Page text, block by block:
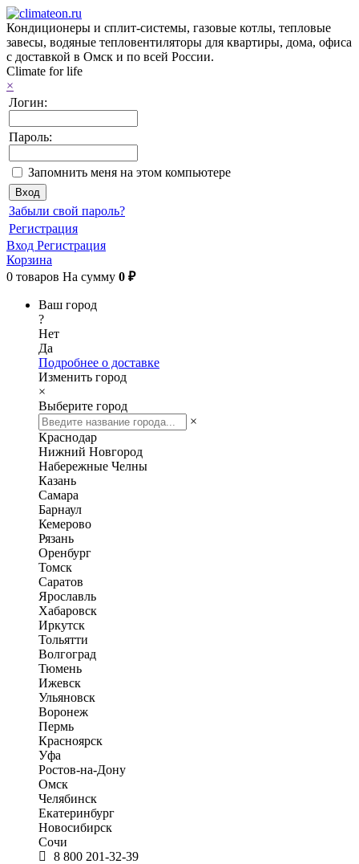
Кондиционеры и сплит-системы, газовые котлы, тепловые
завесы, водяные тепловентиляторы для квартиры, дома, офиса
с доставкой в Омск и по всей России.
Climate for life
×
Логин:
Пароль:
Запомнить меня на этом компьютере
Забыли свой пароль?
Регистрация
Вход Регистрация
Корзина
0 товаров На сумму 0 ₽
Ваш город
?
Нет
Да
Подробнее о доставке
Изменить город
×
Выберите город
×
Краснодар
Нижний Новгород
Набережные Челны
Казань
Самара
Барнаул
Кемерово
Рязань
Оренбург
Томск
Саратов
Ярославль
Хабаровск
Иркутск
Тольятти
Волгоград
Тюмень
Ижевск
Ульяновск
Воронеж
Пермь
Красноярск
Уфа
Ростов-на-Дону
Омск
Челябинск
Екатеринбург
Новосибирск
Сочи
8 800 201-32-39